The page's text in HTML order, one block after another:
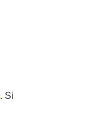
. Si